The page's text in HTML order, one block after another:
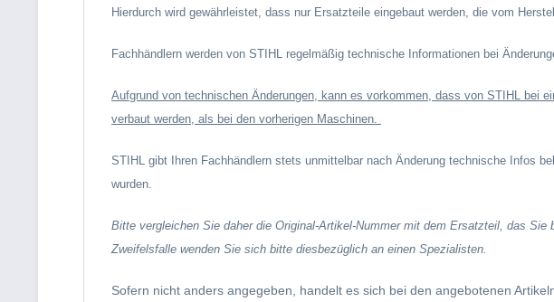
Hierdurch wird gewährleistet, dass nur Ersatzteile eingebaut werden, die vom
Fachhändlern werden von STIHL regelmäßig technische Informationen bei
Aufgrund von technischen Änderungen, kann es vorkommen, dass von STIHL bei
verbaut werden, als bei den vorherigen Maschinen.
STIHL gibt Ihren Fachhändlern stets unmittelbar nach Änderung technische Infos
wurden.
Bitte vergleichen Sie daher die Original-Artikel-Nummer mit dem Ersatzteil, das
Zweifelsfalle wenden Sie sich bitte diesbezüglich an einen Spezialisten.
Sofern nicht anders angegeben, handelt es sich bei den angebotenen